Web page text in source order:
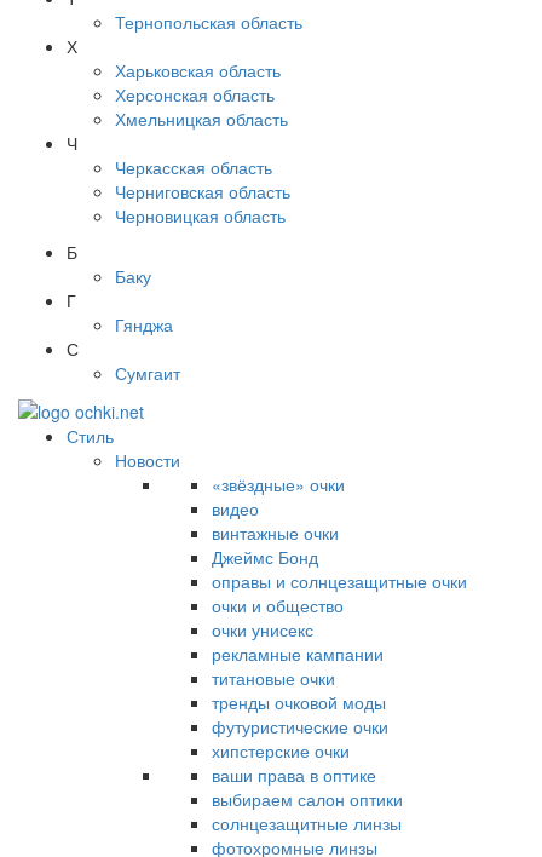
Тернопольская область
Х
Харьковская область
Херсонская область
Хмельницкая область
Ч
Черкасская область
Черниговская область
Черновицкая область
Б
Баку
Г
Гянджа
С
Сумгаит
Стиль
Новости
«звёздные» очки
видео
винтажные очки
Джеймс Бонд
оправы и солнцезащитные очки
очки и общество
очки унисекс
рекламные кампании
титановые очки
тренды очковой моды
футуристические очки
хипстерские очки
ваши права в оптике
выбираем салон оптики
солнцезащитные линзы
фотохромные линзы